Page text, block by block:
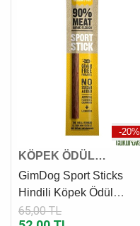
-20%
KÖPEK ÖDÜL
ÇUBUĞU
GimDog Sport Sticks
Hindili Köpek Ödül
Çubuğu 12 Gr
65,00 TL